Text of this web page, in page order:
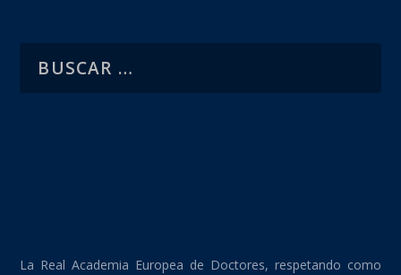
La Real Academia Europea de Doctores, respetando como